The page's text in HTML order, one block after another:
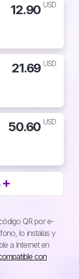
12.90 USD
21.69 USD
50.60 USD
QR por e-
lo instalas y
a Internet en
con